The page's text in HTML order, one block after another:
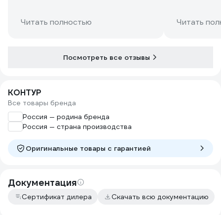
Читать полностью Читать
Посмотреть все отзывы
КОНТУР
Все товары бренда
Россия — родина бренда
Россия — страна производства
Оригинальные товары c гарантией
Документация
Сертификат дилера Скачать всю документацию